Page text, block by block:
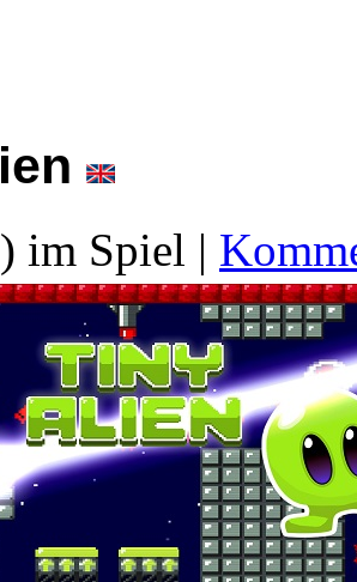
im Spiel |